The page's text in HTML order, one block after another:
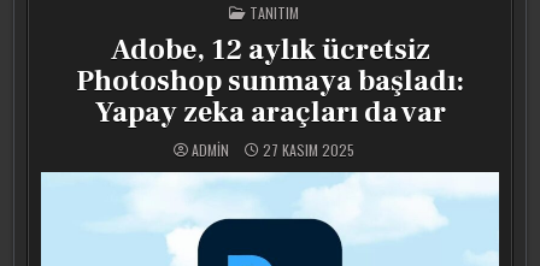
POSTED
IN
TANITIM
Adobe, 12 aylık ücretsiz
Photoshop sunmaya başladı:
Yapay zeka araçları da var
ADMIN 27 KASIM 2025